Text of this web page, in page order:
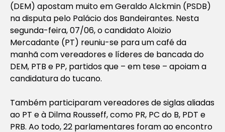
(DEM) apostam muito em Geraldo Alckmin (PSDB)
na disputa pelo Palácio dos Bandeirantes. Nesta
segunda-feira, 07/06, o candidato Aloizio
Mercadante (PT) reuniu-se para um café da
manhã com vereadores e líderes de bancada do
DEM, PTB e PP, partidos que – em tese – apoiam a
candidatura do tucano.
Também participaram vereadores de siglas aliadas
ao PT e à Dilma Rousseff, como PR, PC do B, PDT e
PRB. Ao todo, 22 parlamentares foram ao encontro